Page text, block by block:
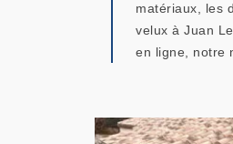
matériaux, les
velux à Juan
en ligne, notre